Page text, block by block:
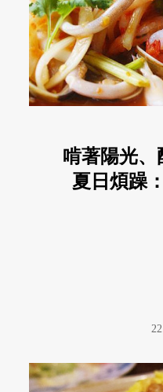
啃著陽光、
夏日煩躁